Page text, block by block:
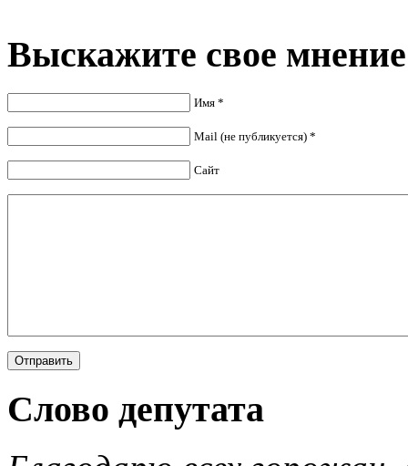
Выскажите свое мнение
Имя *
Mail (не публикуется) *
Сайт
Слово депутата